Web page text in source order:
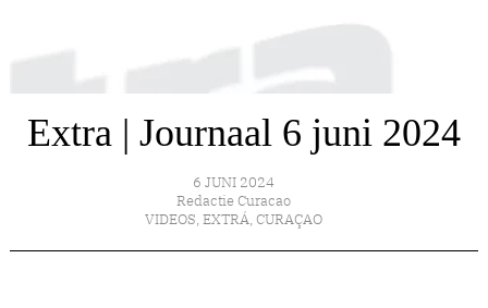
Extra | Journaal 6 juni 2024
6 JUNI 2024
Redactie Curacao
VIDEOS, EXTRÁ, CURAÇAO